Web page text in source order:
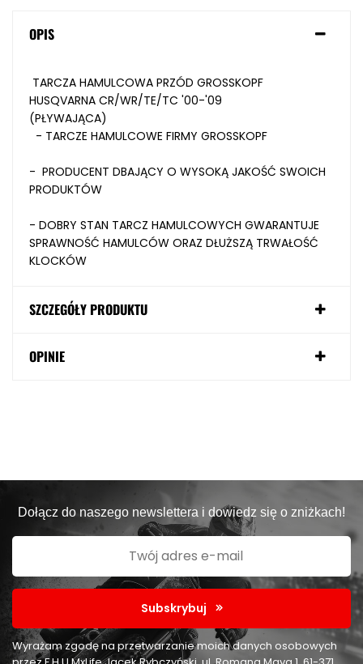
OPIS
TARCZA HAMULCOWA PRZÓD GROSSKOPF
HUSQVARNA CR/WR/TE/TC '00-'09
(PŁYWAJĄCA)
- TARCZE HAMULCOWE FIRMY GROSSKOPF
- PRODUCENT DBAJĄCY O WYSOKĄ JAKOŚĆ SWOICH
PRODUKTÓW
- DOBRY STAN TARCZ HAMULCOWYCH GWARANTUJE
SPRAWNOŚĆ HAMULCÓW ORAZ DŁUŻSZĄ TRWAŁOŚĆ
KLOCKÓW
SZCZEGÓŁY PRODUKTU
OPINIE
Dołącz do naszego newslettera i dowiedz się o zniżkach!
Subskrybuj
Wyrażam zgodę na przetwarzanie moich danych osobowych